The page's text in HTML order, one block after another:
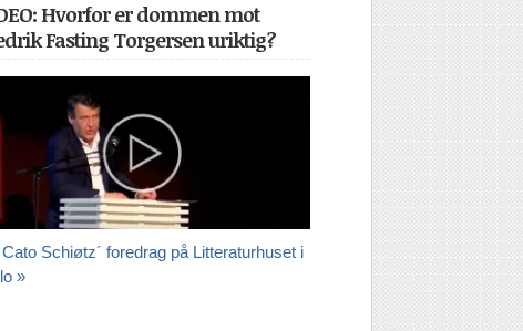
Hvorfor er dommen mot
Fasting Torgersen uriktig?
Schiøtz´ foredrag på Litteraturhuset i
»